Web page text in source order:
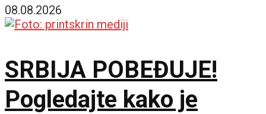
08.08.2026
SRBIJA POBEĐUJE!
Pogledajte kako je